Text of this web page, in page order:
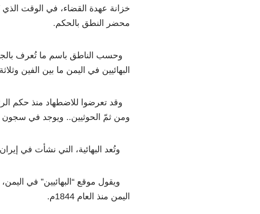
خزانة عهدة القضاء، في الوقت
محضر النطق بالحكم.
وحسب الناطق باسم ما تُعرف
البهائيين في اليمن ما بين الفين
وقد تعرضوا للاضطهاد منذ حكم
ومن ثمّ الحوثيين.. ويوجد في سجون
وتُعد البهائية، التي نشأت في
ويقول موقع “البهائيين” في
اليمن منذ العام 1844م.